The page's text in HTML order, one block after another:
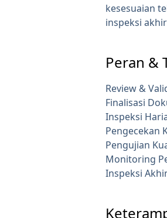
kesesuaian
inspeksi
Peran &
Review &
Finalisasi
Inspeksi
Pengecekan
Pengujian
Monitoring
Inspeksi